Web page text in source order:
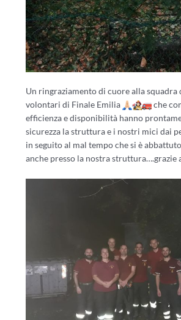
Un ringraziamento di cuore alla
volontari di Finale Emilia
che
efficienza e disponibilità hanno
sicurezza la struttura e i nostri mici dai
in seguito al mal tempo che si è
anche presso la nostra struttura….grazie